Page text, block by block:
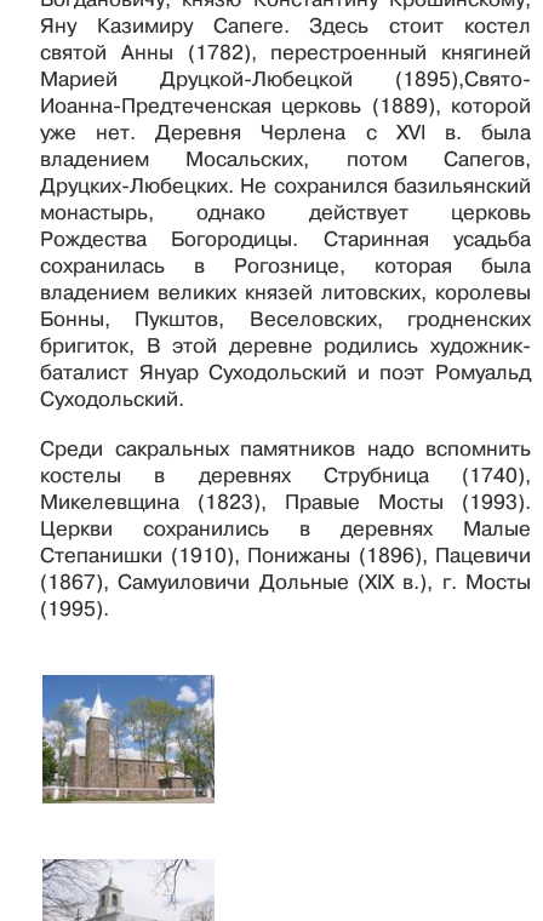
Яну Казимиру Сапеге. Здесь стоит костел
святой Анны (1782), перестроенный княгиней
Марией Друцкой-Любецкой (1895),Свято-
Иоанна-Предтеченская церковь (1889), которой
уже нет. Деревня Черлена с XVI в. была
владением Мосальских, потом Сапегов,
Друцких-Любецких. Не сохранился базильянский
монастырь, однако действует церковь
Рождества Богородицы. Старинная усадьба
сохранилась в Рогознице, которая была
владением великих князей литовских, королевы
Бонны, Пукштов, Веселовских, гродненских
бригиток, В этой деревне родились художник-
баталист Януар Суходольский и поэт Ромуальд
Суходольский.
Среди сакральных памятников надо вспомнить
костелы в деревнях Струбница (1740),
Микелевщина (1823), Правые Мосты (1993).
Церкви сохранились в деревнях Малые
Степанишки (1910), Понижаны (1896), Пацевичи
(1867), Самуиловичи Дольные (XIX в.), г. Мосты
(1995).